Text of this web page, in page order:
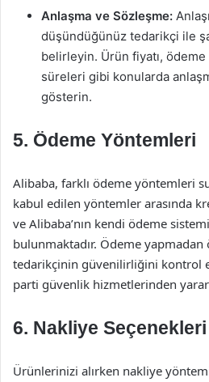
Anlaşma ve Sözleşme:
düşündüğünüz tedarikçi ile
belirleyin. Ürün fiyatı,
süreleri gibi konularda
gösterin.
5. Ödeme Yöntemleri
Alibaba, farklı ödeme yöntemleri
kabul edilen yöntemler arasında
ve Alibaba’nın kendi ödeme
bulunmaktadır. Ödeme yapmadan
tedarikçinin güvenilirliğini kontrol
parti güvenlik hizmetlerinden
6. Nakliye Seçenekleri
Ürünlerinizi alırken nakliye